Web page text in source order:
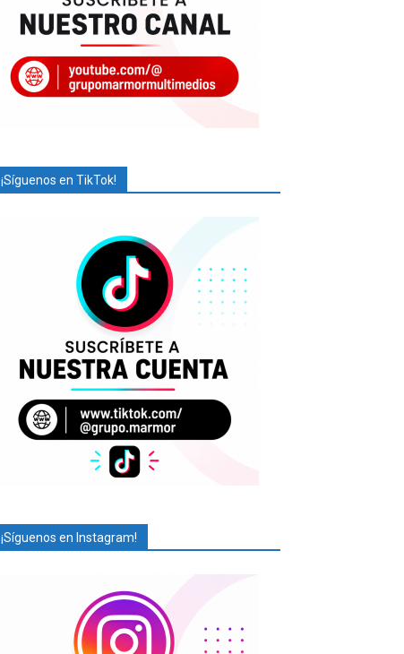
¡Síguenos en TikTok!
¡Síguenos en Instagram!